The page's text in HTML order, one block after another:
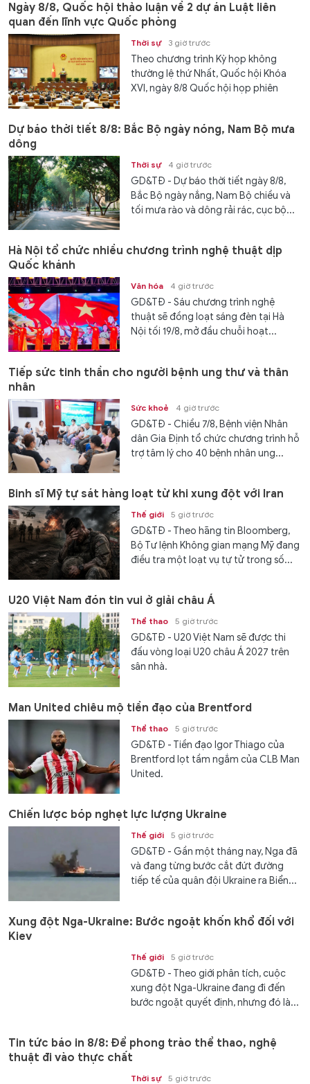
Ngày 8/8, Quốc hội thảo luận về 2 dự án Luật liên
quan đến lĩnh vực Quốc phòng
Thời sự 3 giờ trước
Theo chương trình Kỳ họp không
thường lệ thứ Nhất, Quốc hội Khóa
XVI, ngày 8/8 Quốc hội họp phiên
Dự báo thời tiết 8/8: Bắc Bộ ngày nóng, Nam Bộ mưa
dông
Thời sự 4 giờ trước
GD&TĐ - Dự báo thời tiết ngày 8/8,
Bắc Bộ ngày nắng, Nam Bộ chiều và
tối mưa rào và dông rải rác, cục bộ...
Hà Nội tổ chức nhiều chương trình nghệ thuật dịp
Quốc khánh
Văn hóa 4 giờ trước
GD&TĐ - Sáu chương trình nghệ
thuật sẽ đồng loạt sáng đèn tại Hà
Nội tối 19/8, mở đầu chuỗi hoạt...
Tiếp sức tinh thần cho người bệnh ung thư và thân
nhân
Sức khoẻ 4 giờ trước
GD&TĐ - Chiều 7/8, Bệnh viện Nhân
dân Gia Định tổ chức chương trình hỗ
trợ tâm lý cho 40 bệnh nhân ung...
Binh sĩ Mỹ tự sát hàng loạt từ khi xung đột với Iran
Thế giới 5 giờ trước
GD&TĐ - Theo hãng tin Bloomberg,
Bộ Tư lệnh Không gian mạng Mỹ đang
điều tra một loạt vụ tự tử trong số...
U20 Việt Nam đón tin vui ở giải châu Á
Thể thao 5 giờ trước
GD&TĐ - U20 Việt Nam sẽ được thi
đấu vòng loại U20 châu Á 2027 trên
sân nhà.
Man United chiêu mộ tiền đạo của Brentford
Thể thao 5 giờ trước
GD&TĐ - Tiền đạo Igor Thiago của
Brentford lọt tầm ngắm của CLB Man
United.
Chiến lược bóp nghẹt lực lượng Ukraine
Thế giới 5 giờ trước
GD&TĐ - Gần một tháng nay, Nga đã
và đang từng bước cắt đứt đường
tiếp tế của quân đội Ukraine ra Biển...
Xung đột Nga-Ukraine: Bước ngoặt khốn khổ đối với
Kiev
Thế giới 5 giờ trước
GD&TĐ - Theo giới phân tích, cuộc
xung đột Nga-Ukraine đang đi đến
bước ngoặt quyết định, nhưng đó là...
Tin tức báo in 8/8: Để phong trào thể thao, nghệ
thuật đi vào thực chất
Thời sự 5 giờ trước